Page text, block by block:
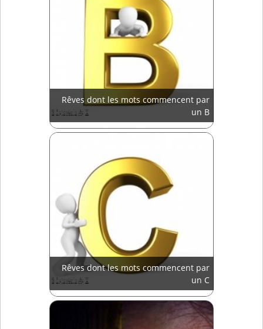
Rêves dont les mots commencent par
un B
Rêves dont les mots commencent par
un C